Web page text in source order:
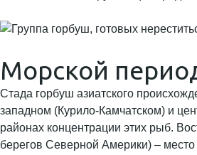
Морской
Стада горбуш азиатского
западном (Курило-Камчатском) и
районах концентрации этих рыб.
берегов Северной Америки) – место